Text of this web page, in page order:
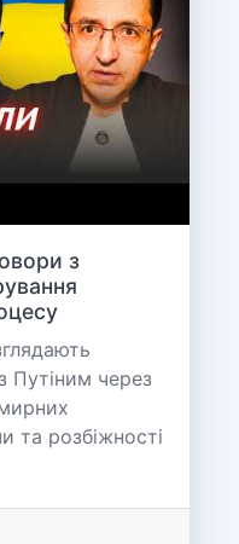
з
Путіним через
та розбіжності